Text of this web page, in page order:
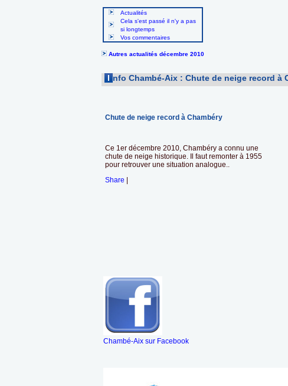
Actualités
Cela s'est passé il n'y a pas
si longtemps
Vos commentaires
Autres actualités décembre 2010
I nfo Chambé-Aix : Chute de neige record à
Chute de neige record à Chambéry
Ce 1er décembre 2010, Chambéry a connu une
chute de neige historique. Il faut remonter à 1955
pour retrouver une situation analogue..
Share
Chambé-Aix sur Facebook